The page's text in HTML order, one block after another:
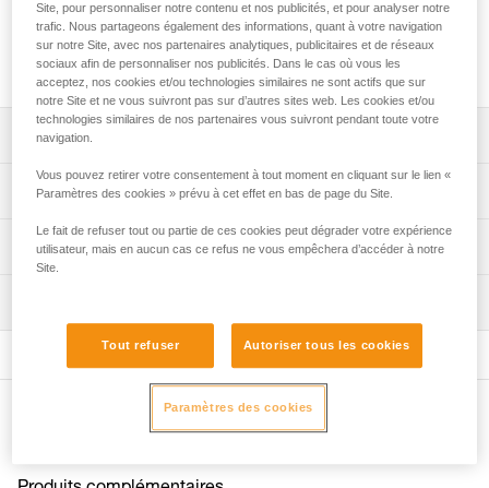
Mousse supérieure s'installant sur la coque interne du
casque STRATO pour prolonger la durée de vie. Confortable
et absorbante, elle est lavable en machine.
Descriptif
Permet le remplacement de la mousse des casques
STRATO pour prolonger la durée de vie.
S'installe sur la coque interne.
Mousse à cellules ouvertes absorbant la transpiration.
Compatible avec le casque STRATO.
Spécifications techniques
Poids: 15 g
Matière(s): polyéthylène
Référence : A020EA00
Version : absorbante
Garantie : 3 ans
Conditionnement : 1
Informations techniques
Voir tous les contenus techniques
Autres produits
Site, pour personnaliser notre contenu et nos publicités, et pour analyser notre
trafic. Nous partageons également des informations, quant à votre navigation
sur notre Site, avec nos partenaires analytiques, publicitaires et de réseaux
sociaux afin de personnaliser nos publicités. Dans le cas où vous les
acceptez, nos cookies et/ou technologies similaires ne sont actifs que sur
notre Site et ne vous suivront pas sur d’autres sites web. Les cookies et/ou
technologies similaires de nos partenaires vous suivront pendant toute votre
navigation.
Vous pouvez retirer votre consentement à tout moment en cliquant sur le lien «
Paramètres des cookies » prévu à cet effet en bas de page du Site.
Le fait de refuser tout ou partie de ces cookies peut dégrader votre expérience
utilisateur, mais en aucun cas ce refus ne vous empêchera d’accéder à notre
Site.
Tout refuser Autoriser tous les cookies
Paramètres des cookies